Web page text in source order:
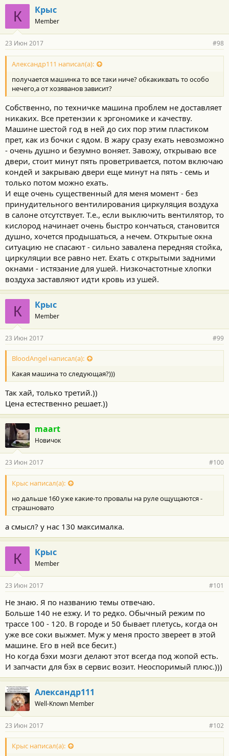
г
о
д
а
н
о
с
и
:
К Крыс
Member
23 Июн 2017 #98
Александр111 написал(а):
получается машинка то все таки ниче? обкакиквать то особо
нечего,а от хозяванов зависит?
Собственно, по техничке машина проблем не доставляет
никаких. Все претензии к эргономике и качеству.
Машине шестой год в ней до сих пор этим пластиком
прет, как из бочки с ядом. В жару сразу ехать невозможно
- очень душно и безумно воняет. Завожу, открываю все
двери, стоит минут пять проветривается, потом включаю
кондей и закрываю двери еще минут на пять - семь и
только потом можно ехать.
И еще очень существенный для меня момент - без
принудительного вентилирования циркуляция воздуха
в салоне отсутствует. Т.е., если выключить вентилятор, то
кислород начинает очень быстро кончаться, становится
душно, хочется продышаться, а нечем. Открытые окна
ситуацию не спасают - сильно завалена передняя стойка,
циркуляции все равно нет. Ехать с открытыми задними
окнами - истязание для ушей. Низкочастотные хлопки
воздуха заставляют идти кровь из ушей.
К Крыс
Member
23 Июн 2017 #99
BloodAngel написал(а):
Какая машина то следующая?)))
Так хай, только третий.))
Цена естественно решает.))
maart
Новичок
23 Июн 2017 #100
Крыс написал(а):
но дальше 160 уже какие-то провалы на руле ощущаются -
страшновато
а смысл? у нас 130 максималка.
К Крыс
Member
23 Июн 2017 #101
Не знаю. Я по названию темы отвечаю.
Больше 140 не езжу. И то редко. Обычный режим по
трассе 100 - 120. В городе и 50 бывает плетусь, когда он
уже все соки выжмет. Муж у меня просто звереет в этой
машине. Его в ней все бесит.)
Но когда бэхи мозги делают этот всегда под жопой есть.
И запчасти для бэх в сервис возит. Неоспоримый плюс.)))
Александр111
Well-Known Member
23 Июн 2017 #102
Крыс написал(а):